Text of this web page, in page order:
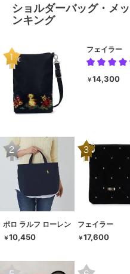
ショルダーバッグ・メ
ンキング
フェイラー
￥14,300
ポロ ラルフ ローレン
￥10,450
フェイラー
￥17,600